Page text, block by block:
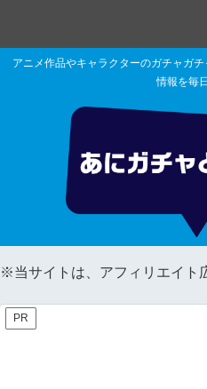
アニメ作品やキャラクターのガチャガ
情報を毎
※当サイトは、アフィリエイト
PR